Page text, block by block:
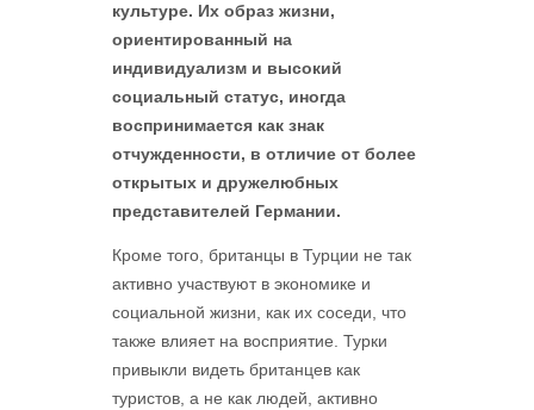
культуре. Их образ жизни,
ориентированный на
индивидуализм и высокий
социальный статус, иногда
воспринимается как знак
отчужденности, в отличие от более
открытых и дружелюбных
представителей Германии.
Кроме того, британцы в Турции не так
активно участвуют в экономике и
социальной жизни, как их соседи, что
также влияет на восприятие. Турки
привыкли видеть британцев как
туристов, а не как людей, активно